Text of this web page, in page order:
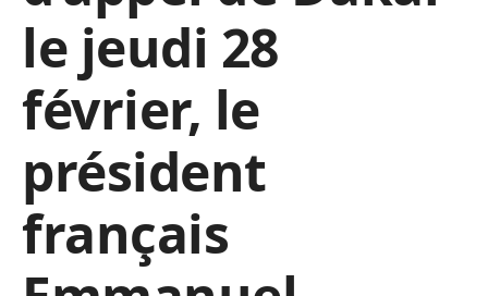
le jeudi 28
février, le
président
français